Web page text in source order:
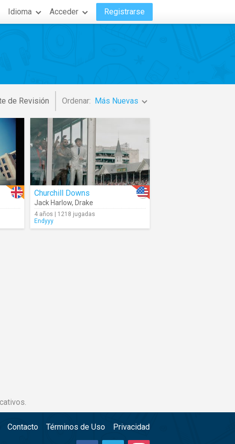
Idioma Acceder Registrarse
de Revisión Ordenar: Más Nuevas
Churchill Downs
Jack Harlow, Drake
4 años | 1218 jugadas
Endyyy
Contacto Términos de Uso Privacidad